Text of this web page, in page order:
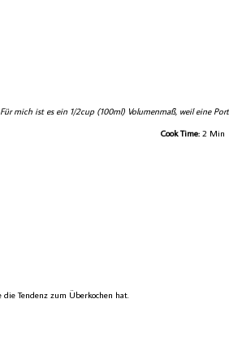
mich ist es ein 1/2cup (100ml) Volumenmaß, weil eine
Cook Time: 2 Min
Tendenz zum Überkochen hat.